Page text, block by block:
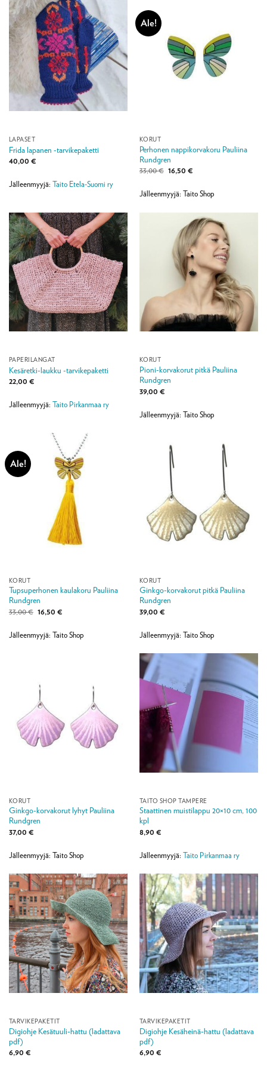
LAPASET
Frida lapanen -tarvikepaketti
40,00 €
Jälleenmyyjä: Taito Etela-Suomi ry
Ale!
KORUT
Perhonen nappikorvakoru Pauliina
Rundgren
33,00€ Alkuperäinen
hinta
33,00 €.
16,50 €Nykyinen
16,50 €.
Jälleenmyyjä: Taito Shop
PAPERILANGAT
Kesäretki-laukku -tarvikepaketti
22,00 €
Jälleenmyyjä: Taito Pirkanmaa ry
KORUT
Pioni-korvakorut pitkä Pauliina
Rundgren
39,00 €
Jälleenmyyjä: Taito Shop
Ale!
KORUT
Tupsuperhonen kaulakoru Pauliina
Rundgren
33,00€ Alkuperäinen
hinta
33,00 €.
16,50 €Nykyinen
16,50 €.
Jälleenmyyjä: Taito Shop
KORUT
Ginkgo-korvakorut pitkä Pauliina
Rundgren
39,00 €
Jälleenmyyjä: Taito Shop
KORUT
Ginkgo-korvakorut lyhyt Pauliina
Rundgren
37,00 €
Jälleenmyyjä: Taito Shop
TAITO SHOP TAMPERE
Staattinen muistilappu 20×10 cm, 100
kpl
8,90 €
Jälleenmyyjä: Taito Pirkanmaa ry
TARVIKEPAKETIT
Digiohje Kesätuuli-hattu (ladattava
pdf)
6,90 €
TARVIKEPAKETIT
Digiohje Kesäheinä-hattu (ladattava
pdf)
6,90 €